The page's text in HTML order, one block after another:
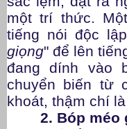
một trí thức.
tiếng nói độc
giọng" để lên
đang dính vào
chuyển biến từ
khoát, thậm chí
2. Bóp méo